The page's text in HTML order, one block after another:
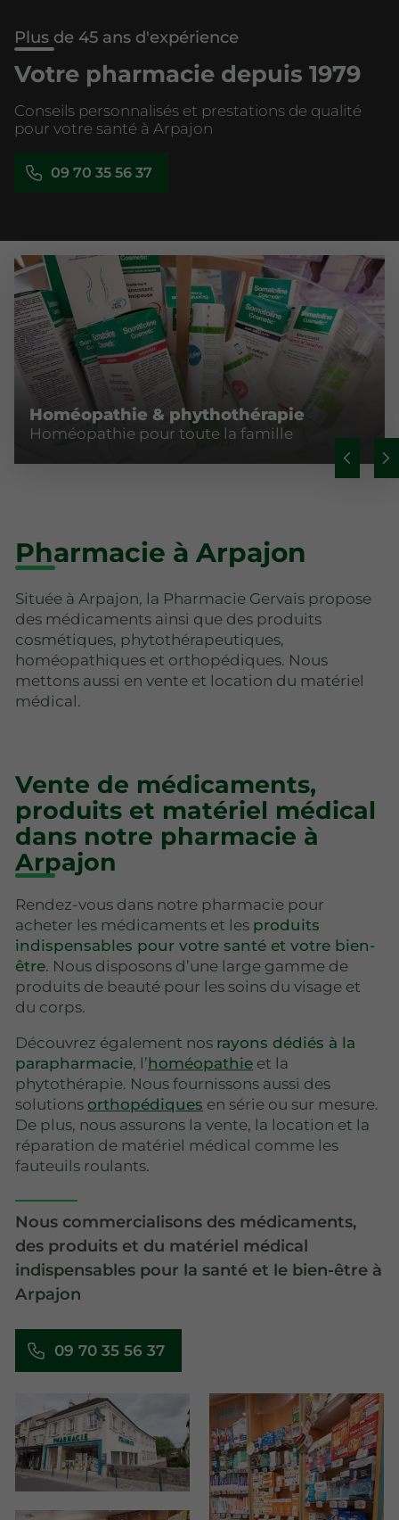
Plus de 45 ans d'expérience
Votre pharmacie depuis 1979
Conseils personnalisés et prestations de qualité
pour votre santé à Arpajon
09 70 35 56 37
Homéopathie & phythothérapie
Homéopathie pour toute la famille
Pharmacie à Arpajon
Située à Arpajon, la Pharmacie Gervais propose
des médicaments ainsi que des produits
cosmétiques, phytothérapeutiques,
homéopathiques et orthopédiques. Nous
mettons aussi en vente et location du matériel
médical.
Vente de médicaments,
produits et matériel médical
dans notre pharmacie à
Arpajon
Rendez-vous dans notre pharmacie pour
acheter les médicaments et les produits
indispensables pour votre santé et votre bien-
être. Nous disposons d’une large gamme de
produits de beauté pour les soins du visage et
du corps.
Découvrez également nos rayons dédiés à la
parapharmacie, l’homéopathie et la
phytothérapie. Nous fournissons aussi des
solutions orthopédiques en série ou sur mesure.
De plus, nous assurons la vente, la location et la
réparation de matériel médical comme les
fauteuils roulants.
Nous commercialisons des médicaments,
des produits et du matériel médical
indispensables pour la santé et le bien-être à
Arpajon
09 70 35 56 37